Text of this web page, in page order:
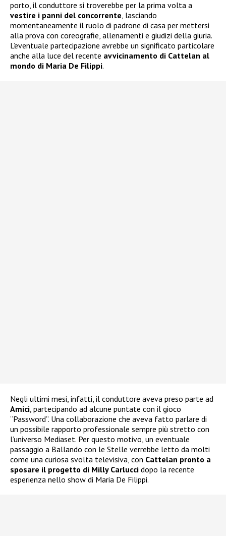
porto, il conduttore si troverebbe per la prima volta a
vestire i panni del concorrente, lasciando
momentaneamente il ruolo di padrone di casa per mettersi
alla prova con coreografie, allenamenti e giudizi della giuria.
L’eventuale partecipazione avrebbe un significato particolare
anche alla luce del recente avvicinamento di Cattelan al
mondo di Maria De Filippi.
Negli ultimi mesi, infatti, il conduttore aveva preso parte ad
Amici, partecipando ad alcune puntate con il gioco
“Password”. Una collaborazione che aveva fatto parlare di
un possibile rapporto professionale sempre più stretto con
l’universo Mediaset. Per questo motivo, un eventuale
passaggio a Ballando con le Stelle verrebbe letto da molti
come una curiosa svolta televisiva, con Cattelan pronto a
sposare il progetto di Milly Carlucci dopo la recente
esperienza nello show di Maria De Filippi.